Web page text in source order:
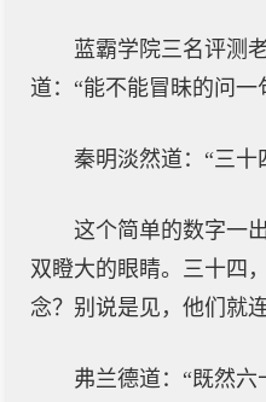
蓝霸学院三名评测
道：“能不能冒昧的问一
秦明淡然道：“三十
这个简单的数字一
双瞪大的眼睛。三十四
念？别说是见，他们就
弗兰德道：“既然